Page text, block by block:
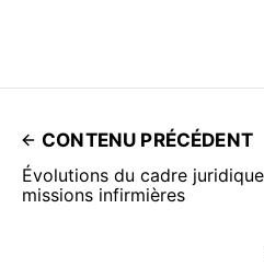
CONTENU PRÉCÉDENT
Évolutions du cadre
missions infirmières